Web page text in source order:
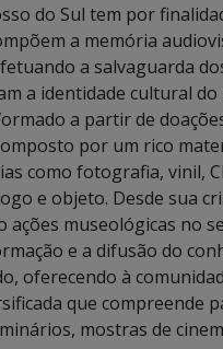
do Sul tem por
a memória
a salvaguarda
a identidade cultural do
a partir de
por um rico
como fotografia, vinil,
e objeto. Desde sua
ações museológicas no
e a difusão do
oferecendo à
que compreende
mostras de